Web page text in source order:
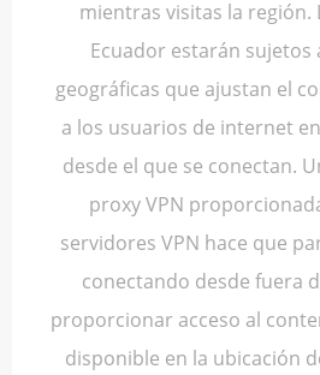
mientras visitas la región.
Ecuador estarán sujetos
geográficas que ajustan el
a los usuarios de internet
desde el que se conectan.
proxy VPN
servidores VPN hace que
conectando desde fuera
proporcionar acceso al
disponible en la ubicación